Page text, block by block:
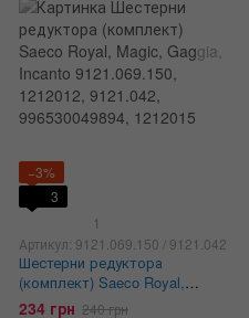
−3%
3
1
Артикул: 9121.069.150 / 9121.042
Шестерни редуктора
(комплект) Saeco Royal,
Magic, Gaggia, Incanto
234 грн 240 грн